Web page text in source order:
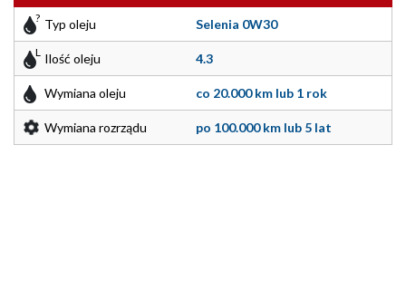
Typ oleju Selenia 0W30
Ilość oleju 4.3
Wymiana oleju co 20.000 km lub 1 rok
Wymiana rozrządu po 100.000 km lub 5 lat